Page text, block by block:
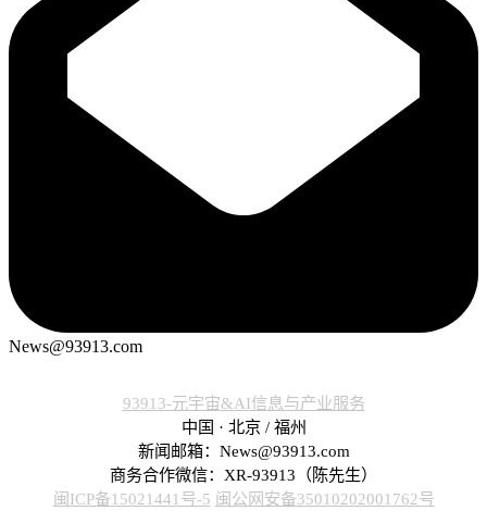
News@93913.com
93913-元宇宙&AI信息与产业服务
中国 · 北京 / 福州
新闻邮箱：News@93913.com
商务合作微信：XR-93913（陈先生）
闽ICP备15021441号-5 闽公网安备35010202001762号